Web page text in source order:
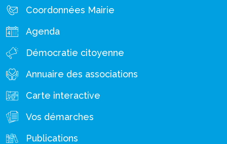
Coordonnées Mairie
Agenda
Démocratie citoyenne
Annuaire des associations
Carte interactive
Vos démarches
Publications